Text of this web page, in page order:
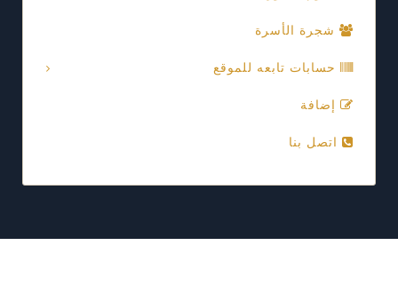
شجرة الأسرة
حسابات تابعه للموقع
إضافة
اتصل بنا